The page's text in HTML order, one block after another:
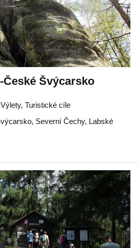
Švýcarsko
Turistické cíle
, Severní Čechy, Labské